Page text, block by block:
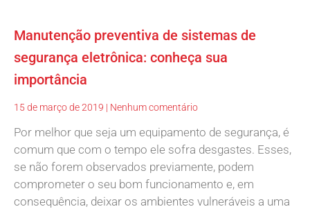
Manutenção preventiva de sistemas de
segurança eletrônica: conheça sua
importância
15 de março de 2019 Nenhum comentário
Por melhor que seja um equipamento de segurança, é
comum que com o tempo ele sofra desgastes. Esses,
se não forem observados previamente, podem
comprometer o seu bom funcionamento e, em
consequência, deixar os ambientes vulneráveis a uma